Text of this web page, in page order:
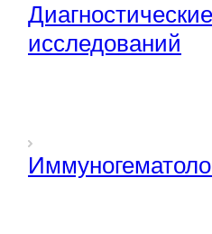
исследований